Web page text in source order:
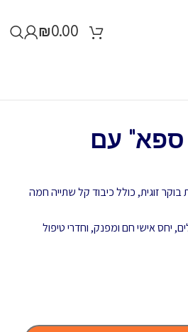
₪0.00
ספא" עם
כולל כיבוד קל שתייה חמה
יחס אישי חם ומפנק, וחדרי טיפול